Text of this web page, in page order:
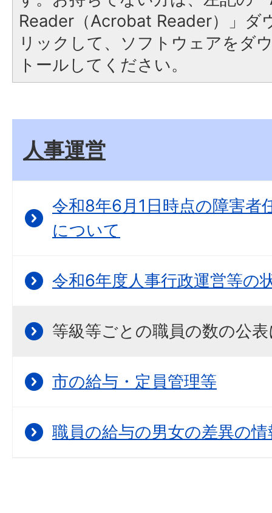
Reader（Acrobat Reader）」ダ
リックして、ソフトウェアをダ
トールしてください。
人事運営
令和8年6月1日時点の障害者
について
令和6年度人事行政運営等の
等級等ごとの職員の数の公
市の給与・定員管理等
職員の給与の男女の差異の